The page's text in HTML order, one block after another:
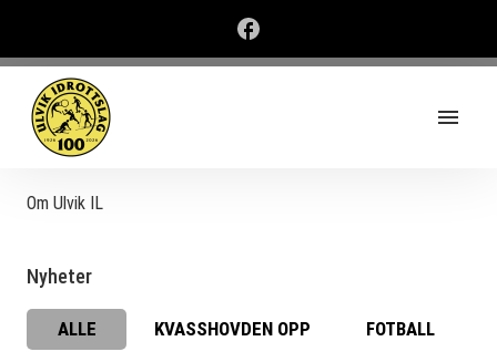
Om Ulvik IL
Nyheter
ALLE KVASSHOVDEN OPP FOTBALL